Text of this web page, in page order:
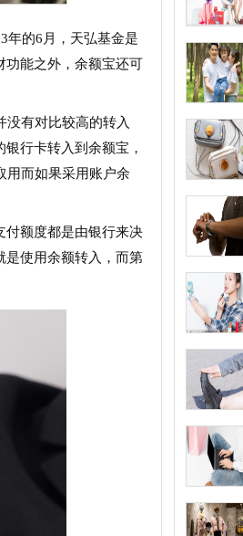
年的6月，天弘基金是
功能之外，余额宝还可
没有对比较高的转入
行卡转入到余额宝，
用而如果采用账户余
付额度都是由银行来决
是使用余额转入，而第